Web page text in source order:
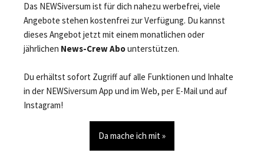
Das NEWSiversum ist für dich nahezu werbefrei, viele
Angebote stehen kostenfrei zur Verfügung. Du kannst
dieses Angebot jetzt mit einem monatlichen oder
jährlichen News-Crew Abounterstützen.
Du erhältst sofort Zugriff auf alle Funktionen und Inhalte
in der NEWSiversum App und im Web, per E-Mail und auf
Instagram!
Da mache ich mit »